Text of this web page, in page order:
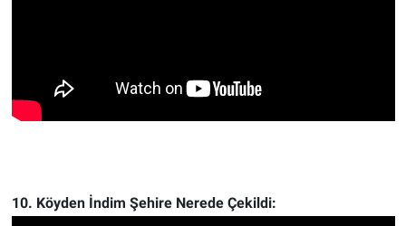
10. Köyden İndim Şehire Nerede Çekildi: